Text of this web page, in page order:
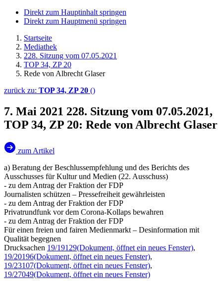
Direkt zum Hauptinhalt springen
Direkt zum Hauptmenü springen
Startseite
Mediathek
228. Sitzung vom 07.05.2021
TOP 34, ZP 20
Rede von Albrecht Glaser
zurück zu: TOP 34, ZP 20 ()
7. Mai 2021 228. Sitzung vom 07.05.2021,
TOP 34, ZP 20: Rede von Albrecht Glaser
zum Artikel
a) Beratung der Beschlussempfehlung und des Berichts des
Ausschusses für Kultur und Medien (22. Ausschuss)
- zu dem Antrag der Fraktion der FDP
Journalisten schützen – Pressefreiheit gewährleisten
- zu dem Antrag der Fraktion der FDP
Privatrundfunk vor dem Corona-Kollaps bewahren
- zu dem Antrag der Fraktion der FDP
Für einen freien und fairen Medienmarkt – Desinformation mit
Qualität begegnen
Drucksachen 19/19129(Dokument, öffnet ein neues Fenster),
19/20196(Dokument, öffnet ein neues Fenster),
19/23107(Dokument, öffnet ein neues Fenster),
19/27049(Dokument, öffnet ein neues Fenster)